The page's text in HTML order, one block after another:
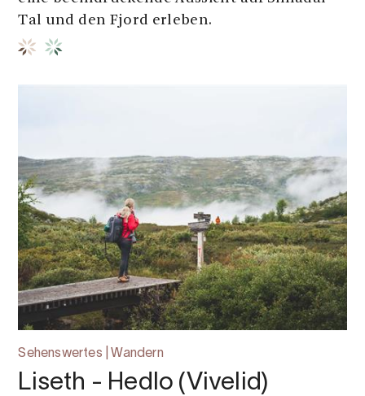
Tal und den Fjord erleben.
Sehenswertes | Wandern
Liseth - Hedlo (Vivelid)